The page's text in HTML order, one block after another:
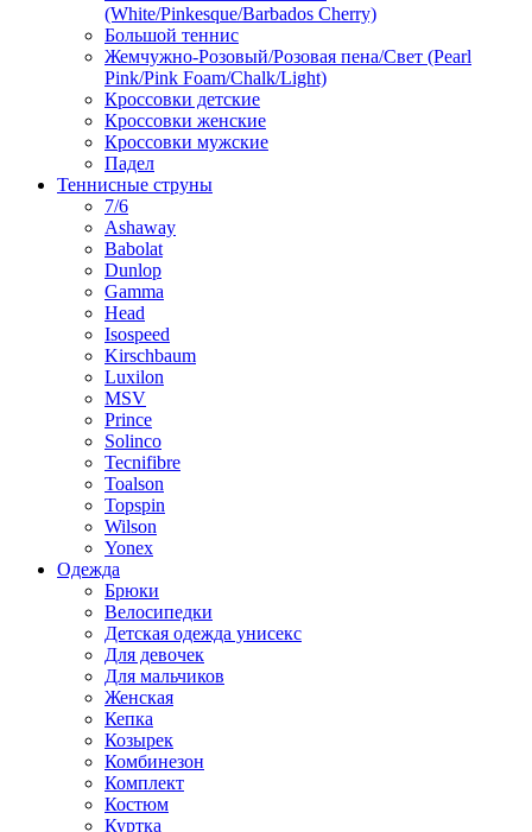
(White/Pinkesque/Barbados Cherry)
Большой теннис
Жемчужно-Розовый/Розовая пена/Свет (Pearl
Pink/Pink Foam/Chalk/Light)
Кроссовки детские
Кроссовки женские
Кроссовки мужские
Падел
Теннисные струны
7/6
Ashaway
Babolat
Dunlop
Gamma
Head
Isospeed
Kirschbaum
Luxilon
MSV
Prince
Solinco
Tecnifibre
Toalson
Topspin
Wilson
Yonex
Одежда
Брюки
Велосипедки
Детская одежда унисекс
Для девочек
Для мальчиков
Женская
Кепка
Козырек
Комбинезон
Комплект
Костюм
Куртка